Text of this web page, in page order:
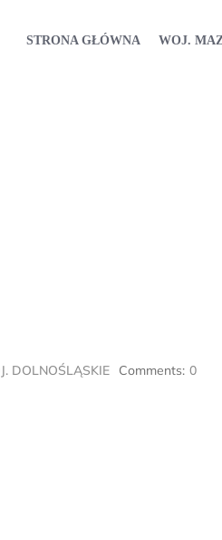
STRONA GŁÓWNA WOJ.
DOLNOŚLĄSKIE Comments: 0